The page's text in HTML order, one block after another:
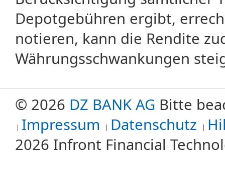
Depotgebühren ergibt,
notieren, kann die Rendite
Währungsschwankungen
© 2026 DZ BANK AG Bitte
Impressum
Datenschutz
2026 Infront Financial